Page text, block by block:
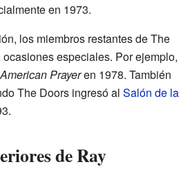
en 1973.
los miembros restantes de The
especiales. Por ejemplo,
Prayeren 1978. También
The Doors ingresó al Salón de la
de Ray